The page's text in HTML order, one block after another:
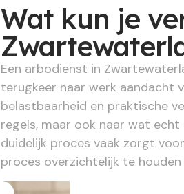
Wat kun je
Een arbodienst in
terugkeer naar werk aandacht
belastbaarheid en praktische
regels, maar ook naar wat
duidelijk proces vaak zorgt
proces overzichtelijk te